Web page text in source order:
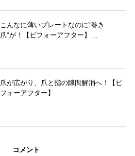
こんなに薄いプレートなのに”巻き
爪”が！【ビフォーアフター】…
爪が広がり、爪と指の隙間解消へ！【ビ
フォーアフター】
コメント